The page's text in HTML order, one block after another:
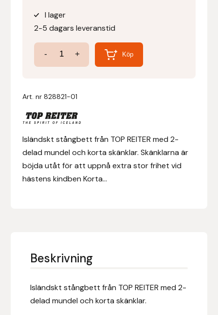
I lager
2-5 dagars leveranstid
-
2-
delat
Korta
mängd
+ Köp
Art. nr828821-01
Isländskt stångbett från TOP REITER med 2-
delad mundel och korta skänklar. Skänklarna är
böjda utåt för att uppnå extra stor frihet vid
hästens kindben Korta...
Beskrivning
Isländskt stångbett från TOP REITER med 2-
delad mundel och korta skänklar.
Denni Design / Bomber Bits
Dy’on
E.A. Mattes
Ekholm Nordic